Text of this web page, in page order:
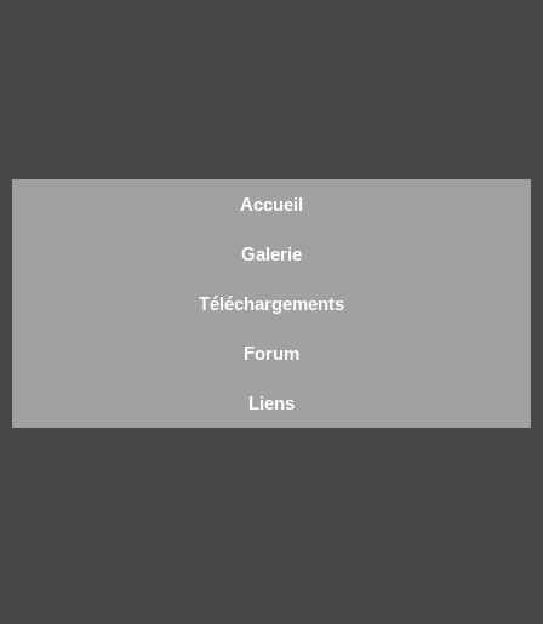
Accueil
Galerie
Téléchargements
Forum
Liens